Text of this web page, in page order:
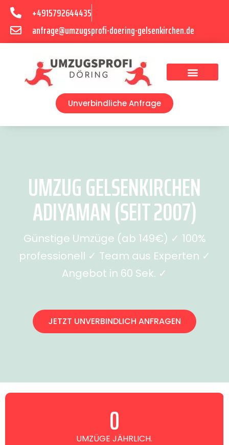
+4915792644435
anfrage@umzugsprofi-doering-gelsenkirchen.de
Unverbindliche Anfrage
UMZUG GELSENKIRCHEN
ADIYAMAN (SEIT 2007)
Günstige Umzüge (ab 149€) ✓ 100%
professionell ✓ Team aus Experten ✓
Angebot in 60 Sek. ✓
JETZT UNVERBINDLICH ANFRAGEN
UMZÜGE JÄHRLICH.
0